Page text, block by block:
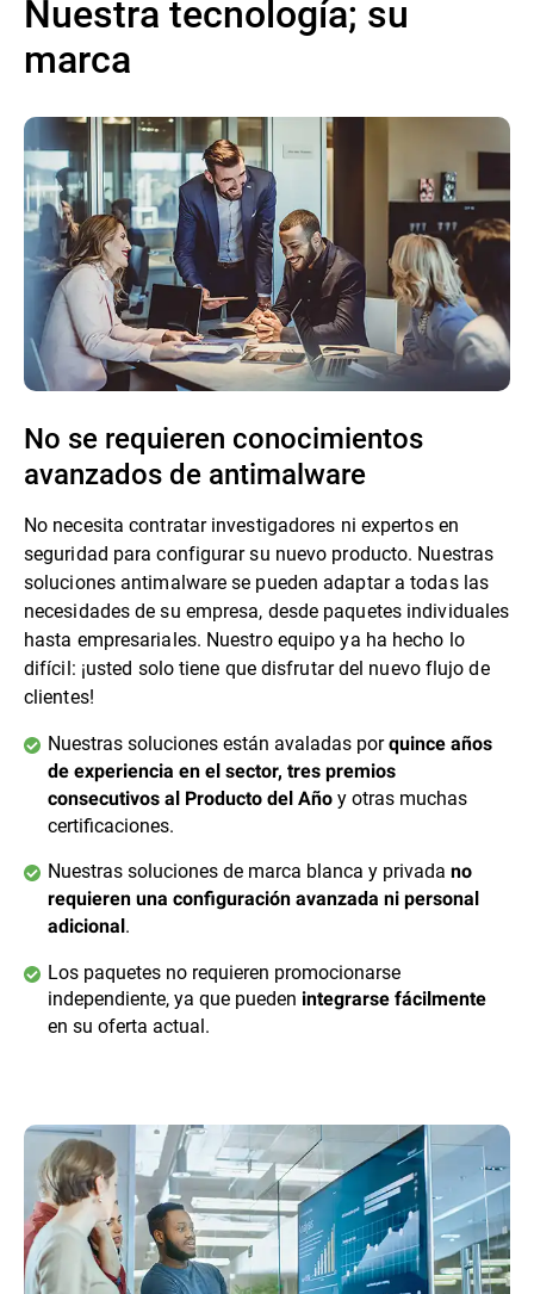
Nuestra tecnología; su
marca
No se requieren conocimientos
avanzados de antimalware
No necesita contratar investigadores ni expertos en
seguridad para configurar su nuevo producto. Nuestras
soluciones antimalware se pueden adaptar a todas las
necesidades de su empresa, desde paquetes individuales
hasta empresariales. Nuestro equipo ya ha hecho lo
difícil: ¡usted solo tiene que disfrutar del nuevo flujo de
clientes!
Nuestras soluciones están avaladas porquince años
de experiencia en el sector, tres premios
consecutivos al Producto del Año y otras muchas
certificaciones.
Nuestras soluciones de marca blanca y privada no
requieren una configuración avanzada ni personal
adicional.
Los paquetes no requieren promocionarse
independiente, ya que pueden integrarse fácilmente
en su oferta actual.